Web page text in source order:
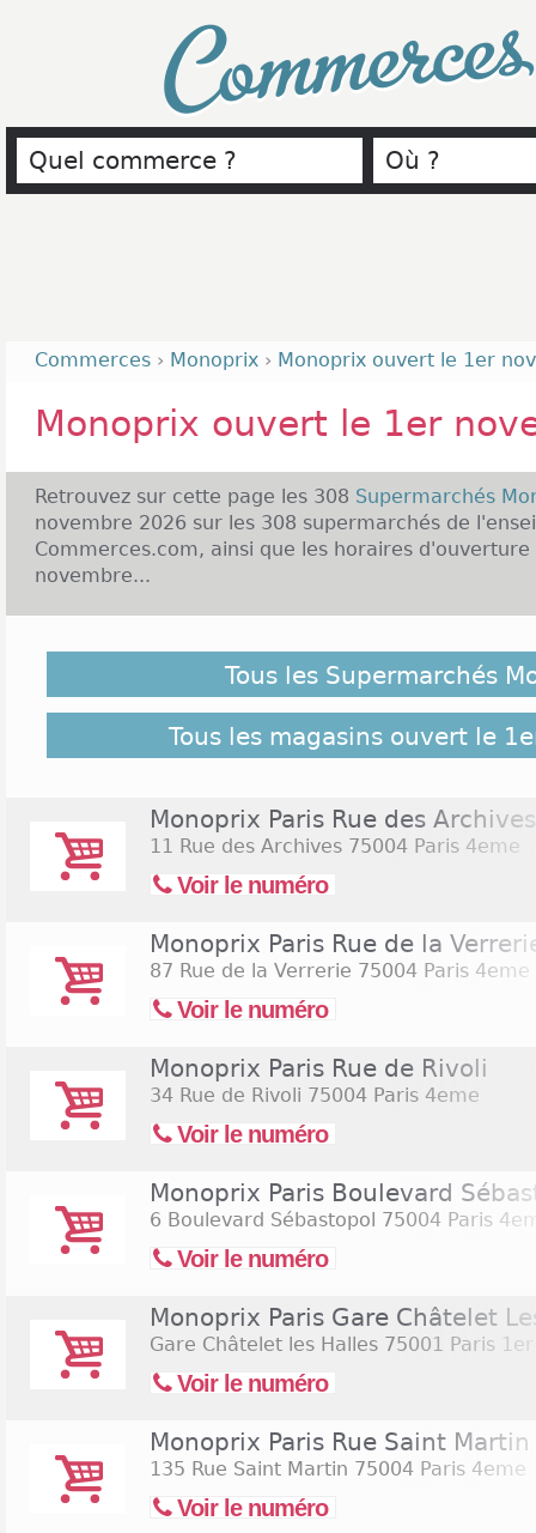
Commerces › Monoprix › Monoprix ouvert le 1er
Monoprix ouvert le 1er
Retrouvez sur cette page les 308 Supermarchés
novembre 2026 sur les 308 supermarchés de
Commerces.com, ainsi que les horaires
novembre...
1er novembre 2026 ne soient pas répertoriés ici,
retrouver l'ensemble des supermarchés de
Commerces.com :308 Supermarchés Monoprix
Tous les Supermarchés
Tous les magasins ouvert le
Monoprix Paris Rue des Archives
11 Rue des Archives 75004 Paris 4eme
Voir le numéro
Monoprix Paris Rue de la
87 Rue de la Verrerie 75004 Paris 4eme
Voir le numéro
Monoprix Paris Rue de Rivoli
34 Rue de Rivoli 75004 Paris 4eme
Voir le numéro
Monoprix Paris Boulevard
6 Boulevard Sébastopol 75004 Paris
Voir le numéro
Monoprix Paris Gare Châtelet
Gare Châtelet les Halles 75001 Paris 1er
Voir le numéro
Monoprix Paris Rue Saint Martin
135 Rue Saint Martin 75004 Paris 4eme
Voir le numéro